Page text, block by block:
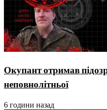
Окупант отримав
неповнолітньої
6 години назад